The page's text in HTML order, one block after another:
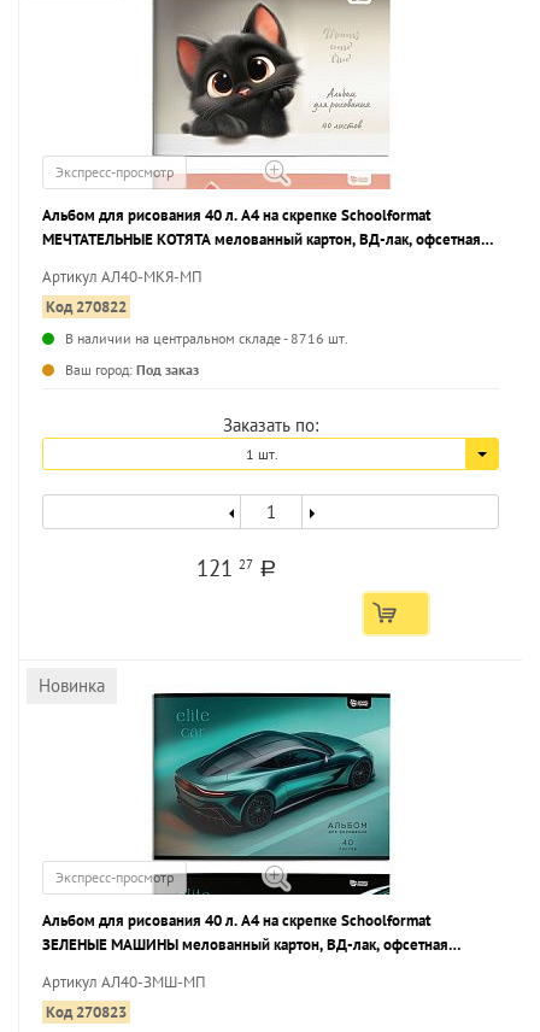
Экспресс-просмотр
Альбом для рисования 40 л. А4 на скрепке Schoolformat
МЕЧТАТЕЛЬНЫЕ КОТЯТА мелованный картон, ВД-лак, офсетная
Артикул АЛ40-МКЯ-МП
Код 270822
В наличии на центральном складе - 8716 шт.
Ваш город: Под заказ
Заказать по:
1 шт.
12127 a
Новинка
Экспресс-просмотр
Альбом для рисования 40 л. А4 на скрепке Schoolformat
ЗЕЛЕНЫЕ МАШИНЫ мелованный картон, ВД-лак, офсетная
Артикул АЛ40-ЗМШ-МП
Код 270823